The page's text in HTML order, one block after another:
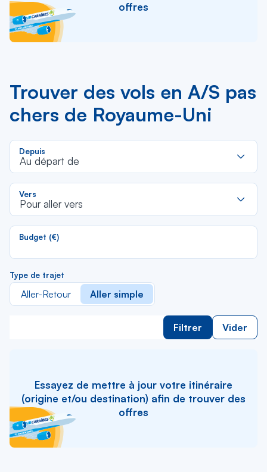
offres
Trouver des vols en A/S pas
chers de Royaume-Uni
Depuis
Au départ de
Vers
Pour aller vers
Budget (€)
Type de trajet
Aller-Retour Aller simple
Filtrer Vider
Essayez de mettre à jour votre itinéraire
(origine et/ou destination) afin de trouver des
offres